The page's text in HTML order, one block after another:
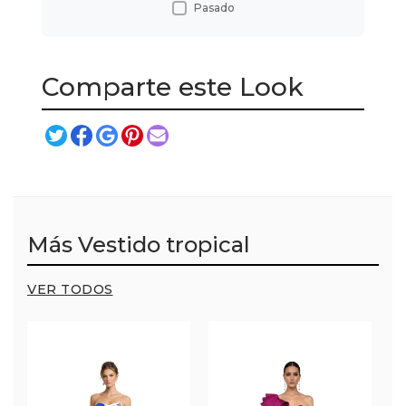
Pasado
Comparte este Look
Más Vestido tropical
VER TODOS